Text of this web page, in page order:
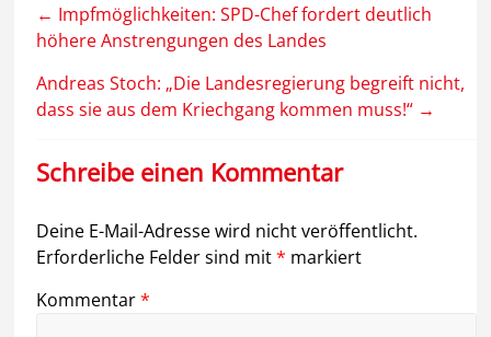
← Impfmöglichkeiten: SPD-Chef fordert deutlich
höhere Anstrengungen des Landes
Andreas Stoch: „Die Landesregierung begreift nicht,
dass sie aus dem Kriechgang kommen muss!“ →
Schreibe einen Kommentar
Deine E-Mail-Adresse wird nicht veröffentlicht.
Erforderliche Felder sind mit* markiert
Kommentar*